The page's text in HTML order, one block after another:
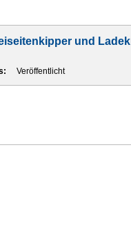
und
Veröffentlicht